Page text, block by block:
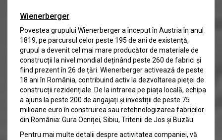
Wienerberger
Povestea grupului Wienerberger a început în Austria în anul
1819, pe parcursul celor peste 195 de ani de existență,
grupul a devenit cel mai mare producător de materiale de
construcții la nivel mondial deținând peste 260 de fabrici și
fiind prezent în 26 de țări. Wienerberger activează de peste
18 ani în România, contribuind activ la dezvoltarea pieței de
construcții rezidențiale. De la intrarea pe piața locală, echipa
a ajuns la peste 200 de angajați și investiții de peste 75
milioane euro în construirea sau retehnologizarea fabricilor
din România: Gura Ocniței, Sibiu, Tritenii de Jos și Buzău.
Pentru mai multe detalii despre activitatea companiei, vă